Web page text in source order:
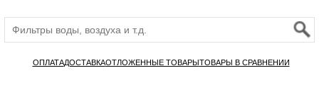
ОПЛАТАДОСТАВКАОТЛОЖЕННЫЕ ТОВАРЫТОВАРЫ В СРАВНЕНИИ